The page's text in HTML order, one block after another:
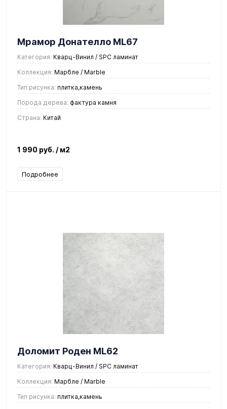
Мрамор Донателло ML67
Категория: Кварц-Винил / SPC ламинат
Коллекция: Марбле / Marble
Тип рисунка: плитка,камень
Порода дерева: фактура камня
Страна: Китай
1 990 руб. / м2
Подробнее
Доломит Роден ML62
Категория: Кварц-Винил / SPC ламинат
Коллекция: Марбле / Marble
Тип рисунка: плитка,камень